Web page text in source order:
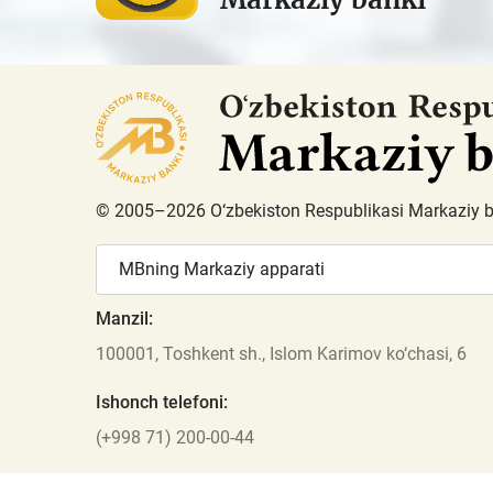
© 2005–2026 O‘zbekiston Respublikasi Markaziy
MBning Markaziy apparati
Manzil:
100001, Toshkent sh., Islom Karimov ko‘chasi, 6
Ishonch telefoni:
(+998 71) 200-00-44